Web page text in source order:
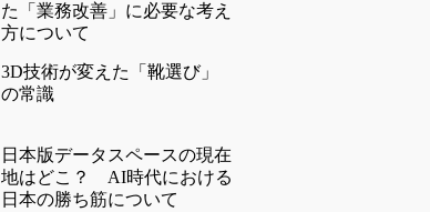
た「業務改善」に必要な考え
方について
3D技術が変えた「靴選び」
の常識
日本版データスペースの現在
地はどこ？ AI時代における
日本の勝ち筋について